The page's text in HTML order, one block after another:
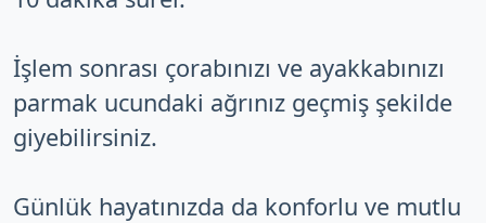
İşlem sonrası çorabınızı ve ayakkabınızı
parmak ucundaki ağrınız geçmiş şekilde
giyebilirsiniz.
Günlük hayatınızda da konforlu ve mutlu